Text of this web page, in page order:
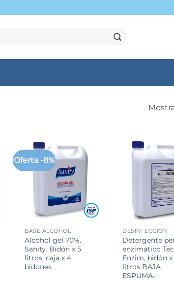
Oferta -8%
BASE ALCOHOL
Alcohol gel 70%.
Sanity. Bidón x 5
litros, caja x 4
bidones
DESINFECCIÓN
Detergente
enzimático Tec
Enzim, bidón x
litros BAJA
ESPUMA-